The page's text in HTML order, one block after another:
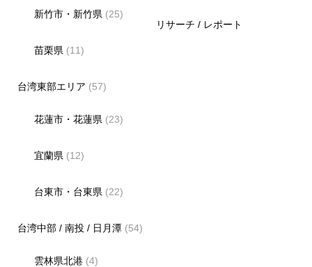
新竹市・新竹県 (25)
苗栗県 (11)
台湾東部エリア (57)
花蓮市・花蓮県 (23)
宜蘭県 (12)
台東市・台東県 (22)
台湾中部 / 南投 / 日月潭(54)
雲林県北港 (4)
リサーチ / レポート